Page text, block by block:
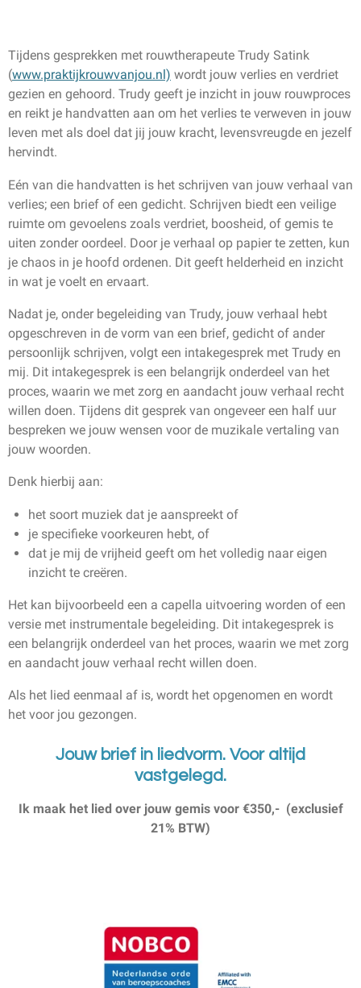
Tijdens gesprekken met rouwtherapeute Trudy Satink
(www.praktijkrouwvanjou.nl) wordt jouw verlies en verdriet
gezien en gehoord. Trudy geeft je inzicht in jouw rouwproces
en reikt je handvatten aan om het verlies te verweven in jouw
leven met als doel dat jij jouw kracht, levensvreugde en jezelf
hervindt.
Eén van die handvatten is het schrijven van jouw verhaal van
verlies; een brief of een gedicht. Schrijven biedt een veilige
ruimte om gevoelens zoals verdriet, boosheid, of gemis te
uiten zonder oordeel. Door je verhaal op papier te zetten, kun
je chaos in je hoofd ordenen. Dit geeft helderheid en inzicht
in wat je voelt en ervaart.
Nadat je, onder begeleiding van Trudy, jouw verhaal hebt
opgeschreven in de vorm van een brief, gedicht of ander
persoonlijk schrijven, volgt een intakegesprek met Trudy en
mij. Dit intakegesprek is een belangrijk onderdeel van het
proces, waarin we met zorg en aandacht jouw verhaal recht
willen doen. Tijdens dit gesprek van ongeveer een half uur
bespreken we jouw wensen voor de muzikale vertaling van
jouw woorden.
Denk hierbij aan:
het soort muziek dat je aanspreekt of
je specifieke voorkeuren hebt, of
dat je mij de vrijheid geeft om het volledig naar eigen
inzicht te creëren.
Het kan bijvoorbeeld een a capella uitvoering worden of een
versie met instrumentale begeleiding. Dit intakegesprek is
een belangrijk onderdeel van het proces, waarin we met zorg
en aandacht jouw verhaal recht willen doen.
Als het lied eenmaal af is, wordt het opgenomen en wordt
het voor jou gezongen.
Jouw brief in liedvorm. Voor altijd
vastgelegd.
Ik maak het lied over jouw gemis voor €350,- (exclusief
21% BTW)